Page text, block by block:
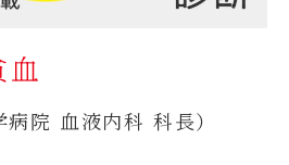
院 血液内科 科長）